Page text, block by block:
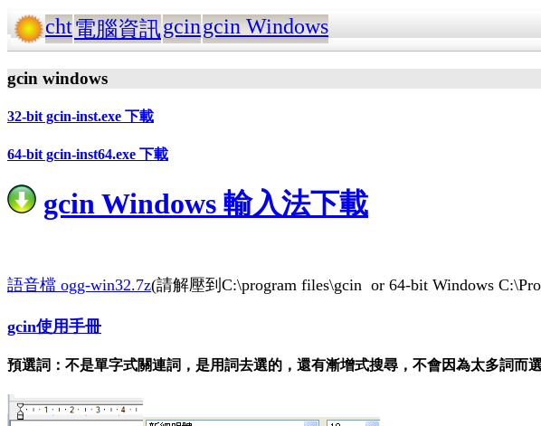
cht電腦資訊gcingcin Windows
gcin windows
32-bit gcin-inst.exe 下載
64-bit gcin-inst64.exe 下載
gcin Windows 輸入法下載
語音檔 ogg-win32.7z(請解壓到C:\program files\gcin or 64-bit Windows
gcin使用手冊
預選詞：不是單字式關連詞，是用詞去選的，還有漸增式搜尋，不會因為太多詞而